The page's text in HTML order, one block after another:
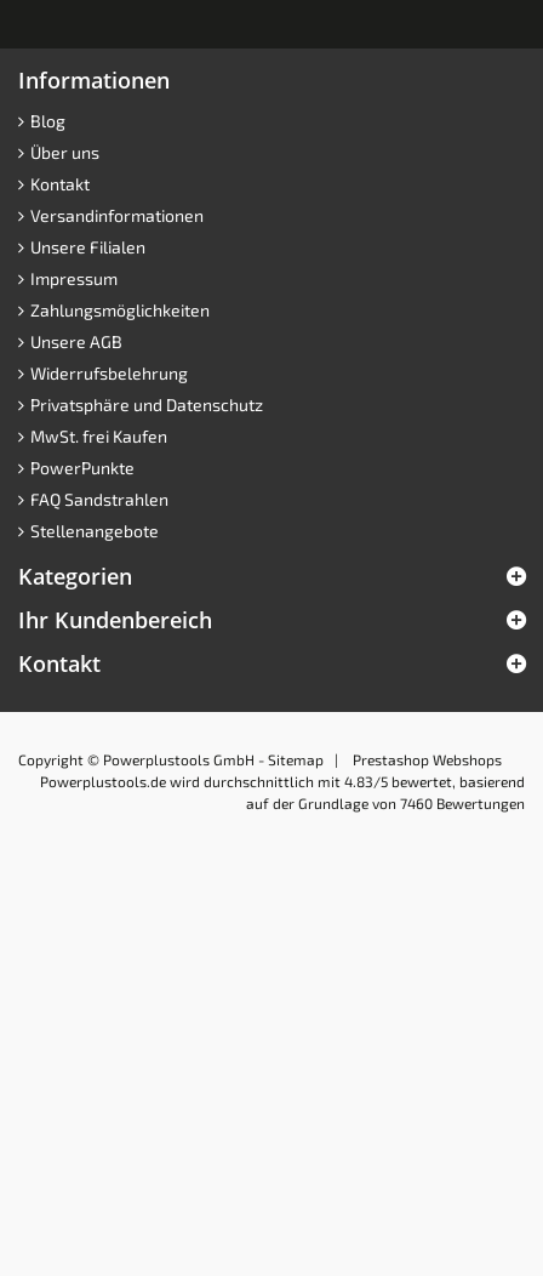
Informationen
Blog
Über uns
Kontakt
Versandinformationen
Unsere Filialen
Impressum
Zahlungsmöglichkeiten
Unsere AGB
Widerrufsbelehrung
Privatsphäre und Datenschutz
MwSt. frei Kaufen
PowerPunkte
FAQ Sandstrahlen
Stellenangebote
Kategorien
Ihr Kundenbereich
Kontakt
Copyright © Powerplustools GmbH - Sitemap | Prestashop Webshops
Powerplustools.de wird durchschnittlich mit 4.83 /5 bewertet, basierend
auf der Grundlage von 7460 Bewertungen